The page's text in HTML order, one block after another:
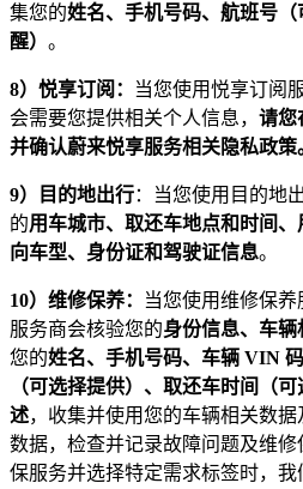
集您的姓名、手机号码、航班号
醒） 。
8）悦享订阅：
当您使用悦享订阅
会需要您提供相关个人信息， 请您
并确认蔚来悦享服务相关隐私政策
9）目的地出行：当您使用目的地
的用车城市、取还车地点和时间
向车型、身份证和驾驶证信息。
10）维修保养：
当您使用维修保
服务商会核验您的身份信息、车辆
您的姓名、手机号码、车辆 VIN
（可选择提供）、取还车时间（
述，收集并使用您的车辆相关数
数据，检查并记录故障问题及维
保服务并选择特定需求标签时，